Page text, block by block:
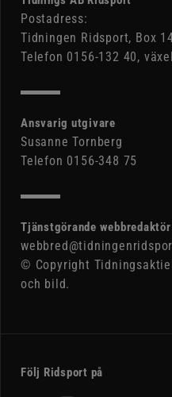
Postadress:
Tidningen Ridsport, Box
Telefon 0156-132 40,
Ansvarig utgivare
Susanne Tornberg
Telefon 0156-348 75
Tjänstgörande
© Copyright
och bild.
Följ Ridsport på